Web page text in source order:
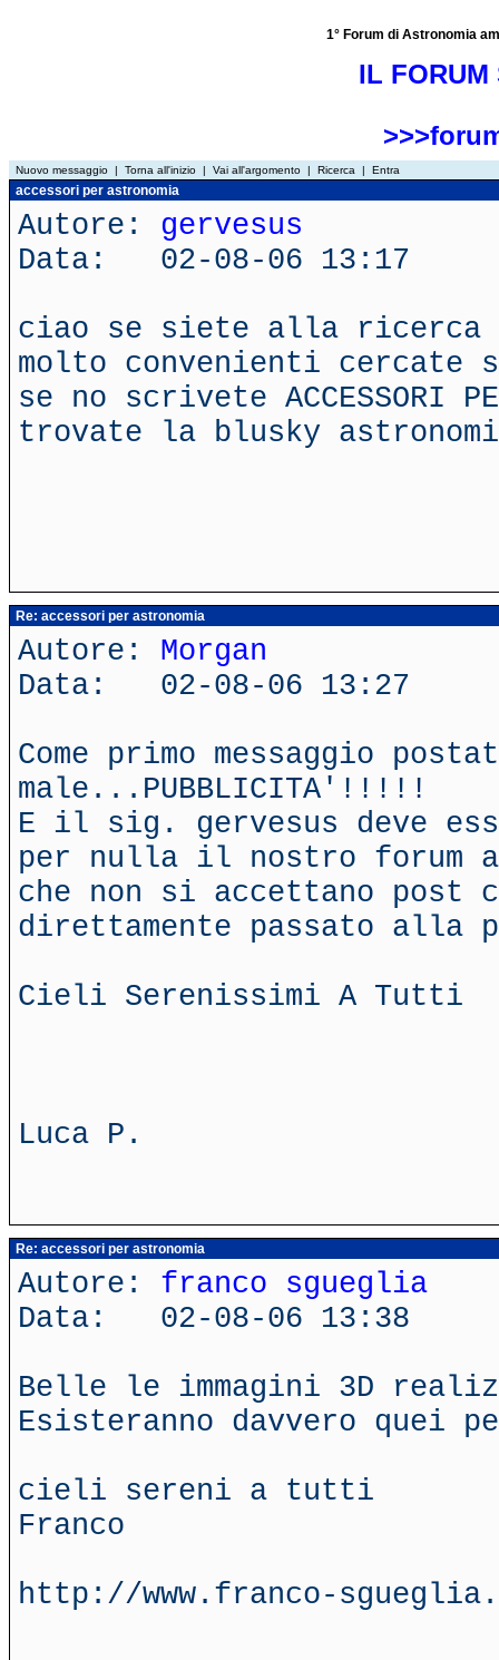
1° Forum di Astronomia
IL FORUM
Nuovo messaggio | Torna all'inizio | Vai all'argomento | Ricerca | Entra
accessori per astronomia
Autore: gervesus
Data: 02-08-06 13:17
ciao se siete alla ricerca
molto convenienti cercate
se no scrivete ACCESSORI PER
trovate la blusky
Re: accessori per astronomia
Autore: Morgan
Data: 02-08-06 13:27
Come primo messaggio
male...PUBBLICITA'!!!!!
E il sig. gervesus deve
per nulla il nostro forum
che non si accettano post
direttamente passato alla
Cieli Serenissimi A Tutti
Luca P.
Re: accessori per astronomia
Autore: franco sgueglia
Data: 02-08-06 13:38
Belle le immagini 3D
Esisteranno davvero quei
cieli sereni a tutti
Franco
http://www.franco-